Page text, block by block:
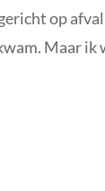
op
Maar ik